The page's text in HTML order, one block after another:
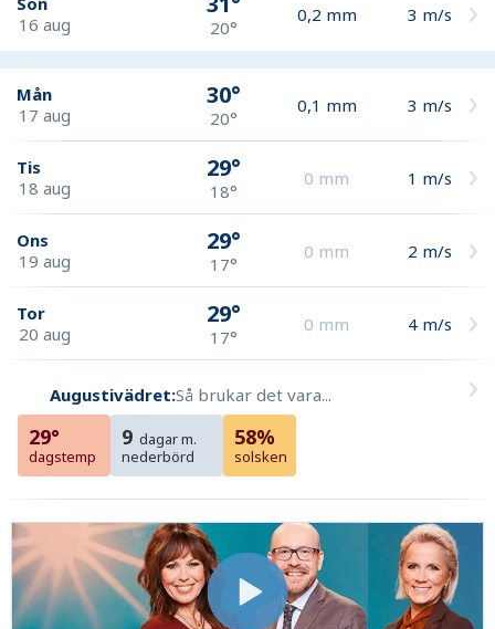
16 aug
20°
0,2 mm 3 m/s
Mån
17 aug
30°
20°
0,1 mm 3 m/s
Tis
18 aug
29°
18°
0 mm 1 m/s
Ons
19 aug
29°
17°
0 mm 2 m/s
Tor
20 aug
29°
17°
0 mm 4 m/s
Augustivädret:Så brukar det vara...
29°
dagstemp
9 dagar m.
nederbörd
58%
solsken